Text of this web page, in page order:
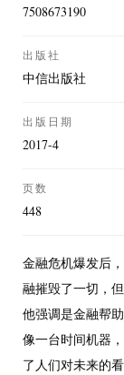
7508673190
出版社
中信出版社
出版日期
2017-4
页数
448
金融危机爆发后
融摧毁了一切，
他强调是金融帮
像一台时间机器
了人们对未来的